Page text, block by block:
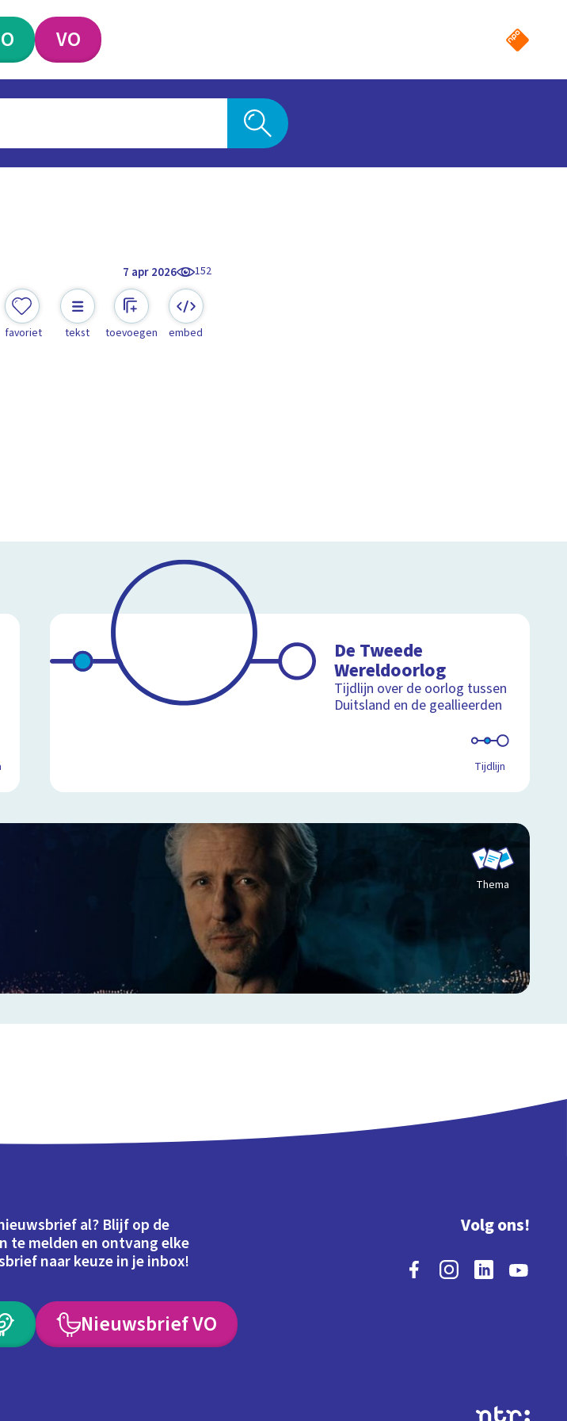
VO
7 apr 2026 152
favoriet tekst toevoegen embed
De Tweede
Wereldoorlog
Tijdlijn over de oorlog tussen
Duitsland en de geallieerden
Tijdlijn
Thema
al? Blijf op de
te melden en ontvang elke
naar keuze in je inbox!
Nieuwsbrief VO
Volg ons!